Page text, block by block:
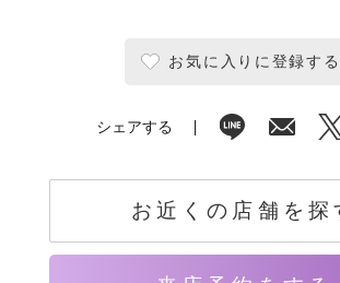
お気に入りに登録する
シェアする
お近くの店舗を探